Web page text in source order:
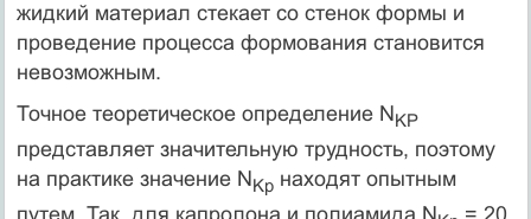
жидкий материал стекает со стенок формы и
проведение процесса формования становится
невозможным.
Точное теоретическое определение NKP
представляет значительную трудность, поэтому
на практике значение NKр находят опытным
путем. Так, для капролона и полиамида N
= 20